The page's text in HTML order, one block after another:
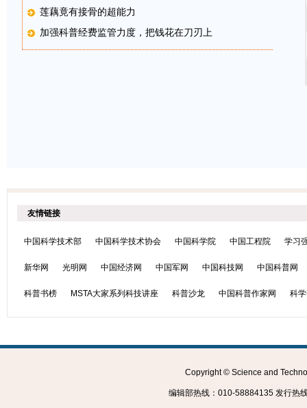
莲藕竟有接骨的超能力
加强科普经费监管力度，把钱花在刀刃上
友情链接
中国科学技术部 中国科学技术协会 中国科学院 中国工程院 学习
新华网 光明网 中国经济网 中国军网 中国科技网 中国科普网
科普书榜 MSTA大家系列科技讲座 科普沙龙 中国科普作家网 科
Copyright © Science and
编辑部热线：010-58884135 发行热